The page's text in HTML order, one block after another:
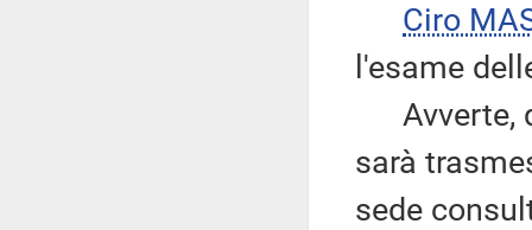
Ciro
l'esame
Avverte,
sarà
sede